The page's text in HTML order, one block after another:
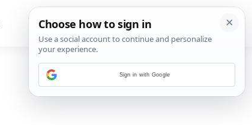
Sign in with Google